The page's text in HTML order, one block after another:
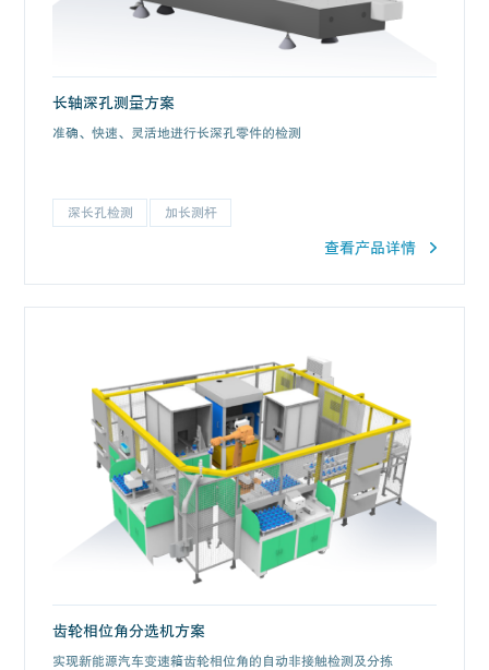
长轴深孔测量方案
准确、快速、灵活地进行长深孔零件的检测
深长孔检测 加长测杆
查看产品详情
齿轮相位角分选机方案
实现新能源汽车变速箱齿轮相位角的自动非接触检测及分拣